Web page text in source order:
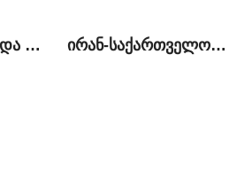
ევროკავშირისა და წევრი სახელმწიფოების საგარეო დახმარება საქართველოში: პრიორიტეტული სფეროები და მიზნები ირან-საქართველოს ურთიერთობები და ახალი გამოწვევები ბირთვული შეთანხმების შემდეგ